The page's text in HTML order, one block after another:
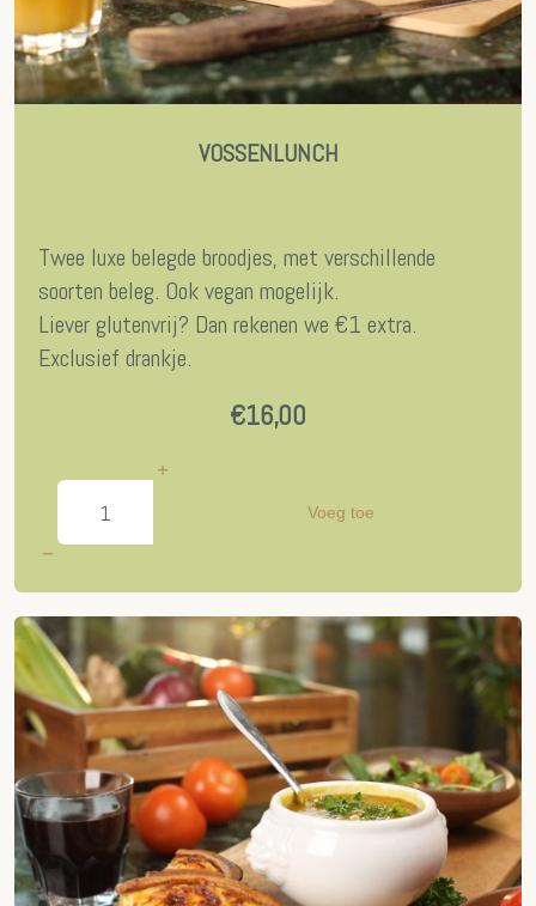
VOSSENLUNCH
Twee luxe belegde broodjes, met verschillende
soorten beleg. Ook vegan mogelijk.
Liever glutenvrij? Dan rekenen we €1 extra.
Exclusief drankje.
€16,00
Voeg toe